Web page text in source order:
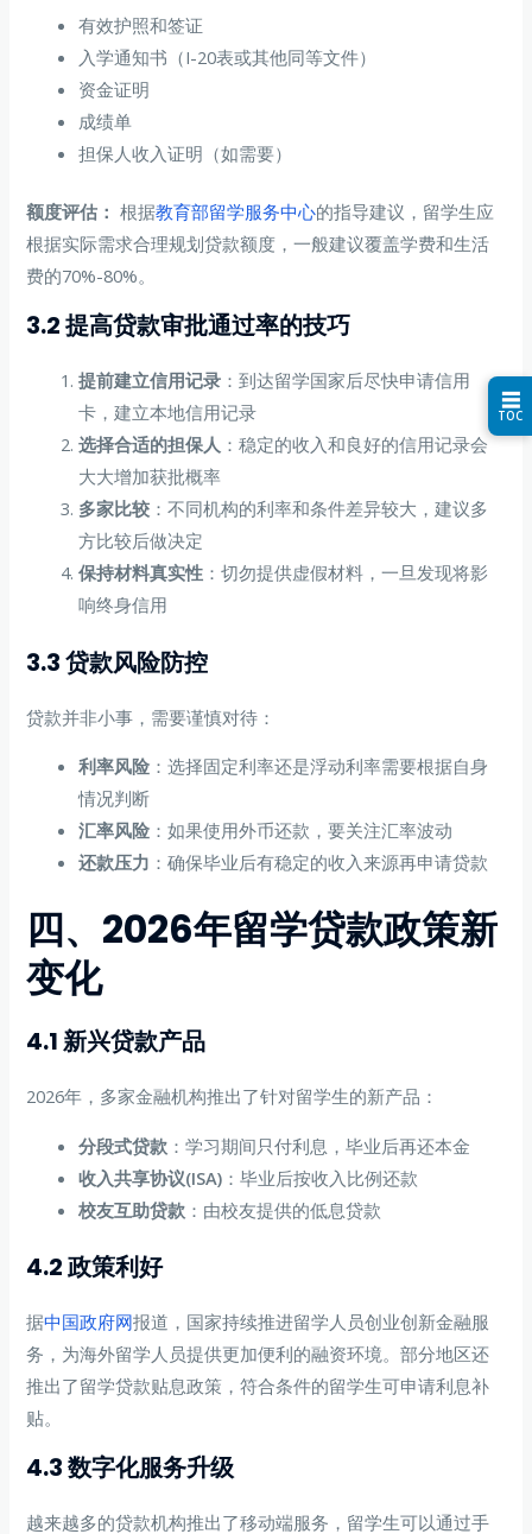
有效护照和签证
入学通知书（I-20表或其他同等文件）
资金证明
成绩单
担保人收入证明（如需要）
额度评估： 根据教育部留学服务中心的指导建议，留学生应
根据实际需求合理规划贷款额度，一般建议覆盖学费和生活
费的70%-80%。
3.2 提高贷款审批通过率的技巧
提前建立信用记录 ：到达留学国家后尽快申请信用
卡，建立本地信用记录
选择合适的担保人 ：稳定的收入和良好的信用记录会
大大增加获批概率
多家比较 ：不同机构的利率和条件差异较大，建议多
方比较后做决定
保持材料真实性 ：切勿提供虚假材料，一旦发现将影
响终身信用
3.3 贷款风险防控
贷款并非小事，需要谨慎对待：
利率风险 ：选择固定利率还是浮动利率需要根据自身
情况判断
汇率风险 ：如果使用外币还款，要关注汇率波动
还款压力 ：确保毕业后有稳定的收入来源再申请贷款
四、2026年留学贷款政策新
变化
4.1 新兴贷款产品
2026年，多家金融机构推出了针对留学生的新产品：
分段式贷款 ：学习期间只付利息，毕业后再还本金
收入共享协议(ISA) ：毕业后按收入比例还款
校友互助贷款 ：由校友提供的低息贷款
4.2 政策利好
据中国政府网报道，国家持续推进留学人员创业创新金融服
务，为海外留学人员提供更加便利的融资环境。部分地区还
推出了留学贷款贴息政策，符合条件的留学生可申请利息补
贴。
4.3 数字化服务升级
越来越多的贷款机构推出了移动端服务，留学生可以通过手
☰
TOC